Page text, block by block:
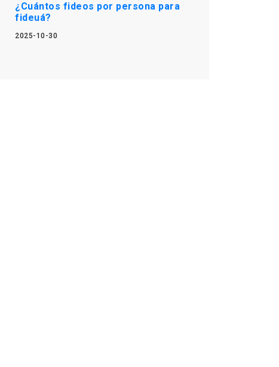
¿Cuántos fideos por persona para
fideuá?
2025-10-30